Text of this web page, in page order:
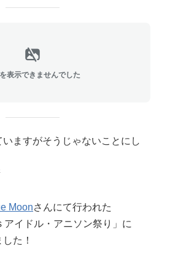
表示できませんでした
ますがそうじゃないことにし
Moonさんにて行われた
アイドル・アニソン祭り」に
た！